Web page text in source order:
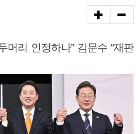
머리 인정하나” 김문수 “재판